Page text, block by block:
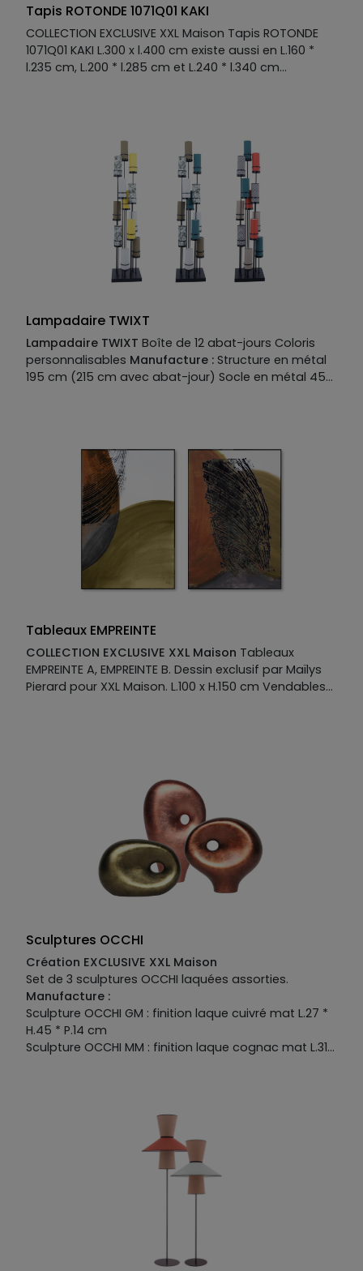
Tapis ROTONDE 1071Q01 KAKI
COLLECTION EXCLUSIVE XXL Maison Tapis ROTONDE
1071Q01 KAKI L.300 x l.400 cm existe aussi en L.160 *
l.235 cm, L.200 * l.285 cm et L.240 * l.340 cm
Lampadaire TWIXT
Lampadaire TWIXT Boîte de 12 abat-jours Coloris
personnalisables Manufacture : Structure en métal
195 cm (215 cm avec abat-jour) Socle en métal 45
Tableaux EMPREINTE
COLLECTION EXCLUSIVE XXL Maison Tableaux
EMPREINTE A, EMPREINTE B. Dessin exclusif par Maïlys
Pierard pour XXL Maison. L.100 x H.150 cm Vendables
Sculptures OCCHI
Création EXCLUSIVE XXL Maison
Set de 3 sculptures OCCHI laquées assorties.
Manufacture :
Sculpture OCCHI GM : finition laque cuivré mat L.27 *
H.45 * P.14 cm
Sculpture OCCHI MM : finition laque cognac mat L.31 *